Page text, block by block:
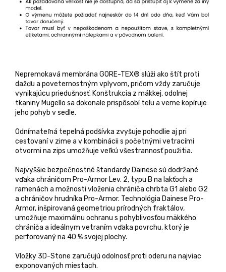
Nepremokavá membrána GORE-TEX® slúži ako štít proti
dažďu a poveternostným vplyvom, pričom vždy zaručuje
vynikajúcu priedušnosť. Konštrukcia z mäkkej, odolnej
tkaniny Mugello sa dokonale prispôsobí telu a verne kopíruje
jeho pohyb v sedle.
Odnímateľná tepelná podšívka zvyšuje pohodlie aj pri
cestovaní v zime a v kombinácii s početnými vetracími
otvormi na zips umožňuje veľkú všestrannosť použitia.
Najvyššie bezpečnostné štandardy Dainese sú dodržané
vďaka chráničom Pro-Armor Lev. 2, typu B na lakťoch a
ramenách a možnosti vloženia chrániča chrbta G1 alebo G2
a chráničov hrudníka Pro-Armor. Technológia Dainese Pro-
Armor, inšpirovaná geometriou prírodných fraktálov,
umožňuje maximálnu ochranu s pohyblivosťou mäkkého
chrániča a ideálnym vetraním vďaka povrchu, ktorý je
perforovaný na 40 % svojej plochy.
Vložky 3D-Stone zaručujú odolnosť proti oderu na najviac
exponovaných miestach.